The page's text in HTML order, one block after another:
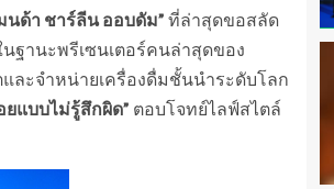
นด้า ชาร์ลีน ออบดัม” ที่ล่าสุดขอสลัด
ฐานะพรีเซนเตอร์คนล่าสุดของ
และจำหน่ายเครื่องดื่มชั้นนำระดับโลก
ยแบบไม่รู้สึกผิด” ตอบโจทย์ไลฟ์สไตล์